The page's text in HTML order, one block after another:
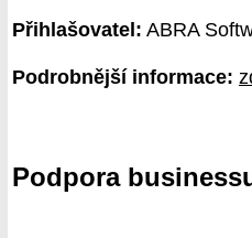
Přihlašovatel: ABRA
Podrobnější informace:
Podpora